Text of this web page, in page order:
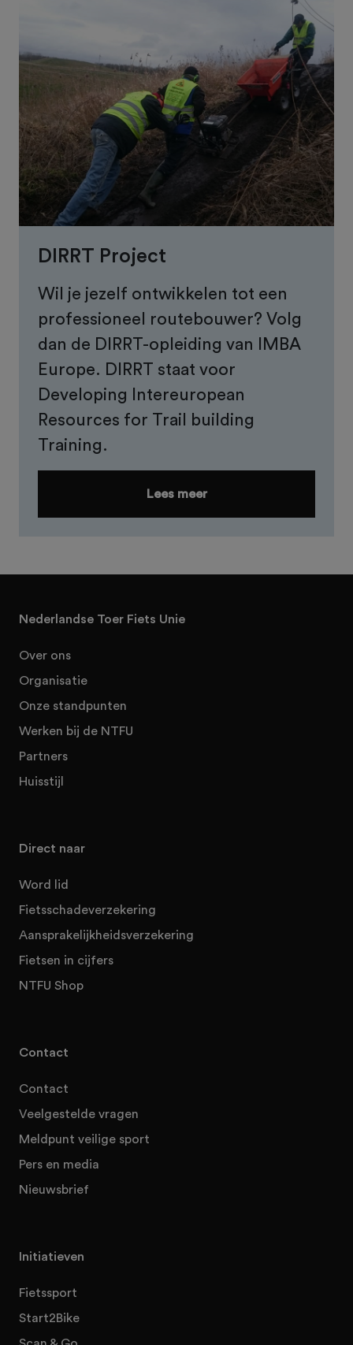
DIRRT Project
Wil je jezelf ontwikkelen tot een
professioneel routebouwer? Volg
dan de DIRRT-opleiding van IMBA
Europe. DIRRT staat voor
Developing Intereuropean
Resources for Trail building
Training.
Lees meer
Nederlandse Toer Fiets Unie
Over ons
Organisatie
Onze standpunten
Werken bij de NTFU
Partners
Huisstijl
Direct naar
Word lid
Fietsschadeverzekering
Aansprakelijkheidsverzekering
Fietsen in cijfers
NTFU Shop
Contact
Contact
Veelgestelde vragen
Meldpunt veilige sport
Pers en media
Nieuwsbrief
Initiatieven
Fietssport
Start2Bike